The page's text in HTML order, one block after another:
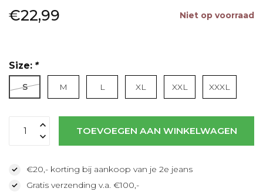
€22,99 Niet op voorraad
Lees meer
Size: *
S M L XL XXL XXXL
TOEVOEGEN AAN WINKELWAGEN
€20,- korting bij aankoop van je 2e jeans
Gratis verzending v.a. €100,-